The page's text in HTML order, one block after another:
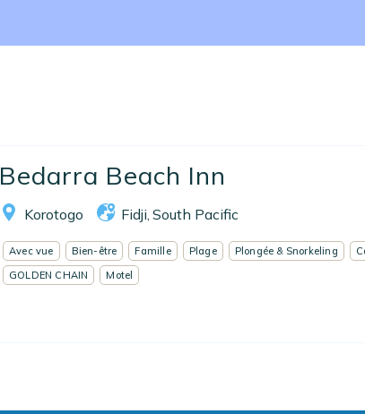
Bedarra Beach Inn
Korotogo Fidji South Pacific
Avec vue Bien-être Famille Plage Plongée & Snorkeling
GOLDEN CHAIN
Motel